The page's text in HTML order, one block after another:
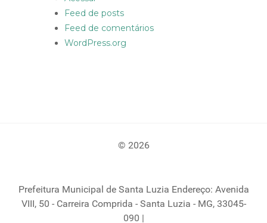
Feed de posts
Feed de comentários
WordPress.org
© 2026
Prefeitura Municipal de Santa Luzia Endereço: Avenida
VIII, 50 - Carreira Comprida - Santa Luzia - MG, 33045-
090 |